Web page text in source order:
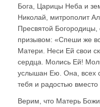
Бога, Царицы Неба и
Николай, митрополит
Пресвятой
призывом: «Спеши же
Матери. Неси Ей свои
сердца. Молись Ей!
услышан Ею. Она, всех
тебя и радостью
Верим, что Матерь